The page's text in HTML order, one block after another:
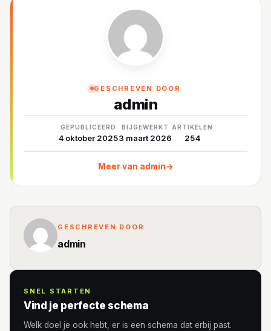
GESCHREVEN DOOR
admin
GEPUBLICEERD
4 oktober 2025
BIJGEWERKT
3 maart 2026
ARTIKELEN
254
Meer van admin→
GESCHREVEN DOOR
admin
SNEL STARTEN
Vind je perfecte schema
Welk doel je ook hebt, er is een schema dat erbij past.